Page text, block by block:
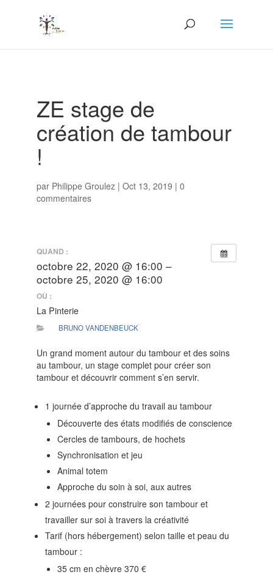
ZE stage de
création de tambour
!
par Philippe Groulez| Oct 13, 2019 | 0
commentaires
QUAND :
octobre 22, 2020 @ 16:00 –
octobre 25, 2020 @ 16:00
OÙ :
La Pinterie
BRUNO VANDENBEUCK
Un grand moment autour du tambour et des soins
au tambour, un stage complet pour créer son
tambour et découvrir comment s’en servir.
1 journée d’approche du travail au tambour
Découverte des états modifiés de conscience
Cercles de tambours, de hochets
Synchronisation et jeu
Animal totem
Approche du soin à soi, aux autres
2 journées pour construire son tambour et
travailler sur soi à travers la créativité
Tarif (hors hébergement) selon taille et peau du
tambour :
35 cm en chèvre 370 €